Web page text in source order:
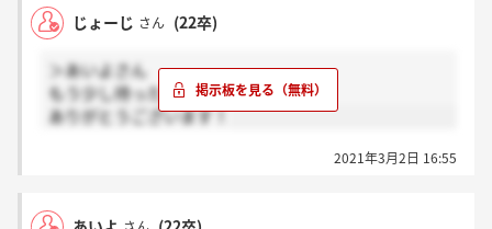
じょーじ さん (22卒)
＞あいよさん
もう少し待った方が良さそうですね。
ありがとうございます！
2021年3月2日 16:55